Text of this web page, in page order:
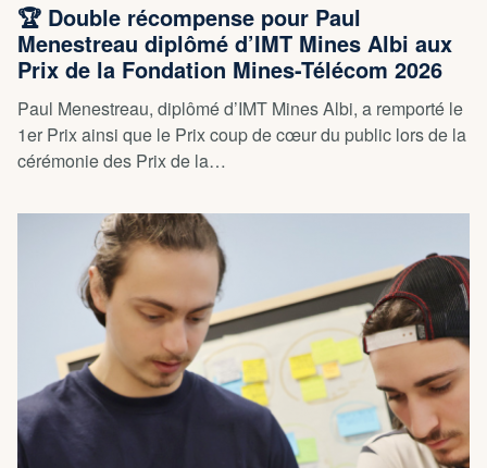
🏆 Double récompense pour Paul
Menestreau diplômé d’IMT Mines Albi aux
Prix de la Fondation Mines-Télécom 2026
Paul Menestreau, diplômé d’IMT Mines Albi, a remporté le
1er Prix ainsi que le Prix coup de cœur du public lors de la
cérémonie des Prix de la…